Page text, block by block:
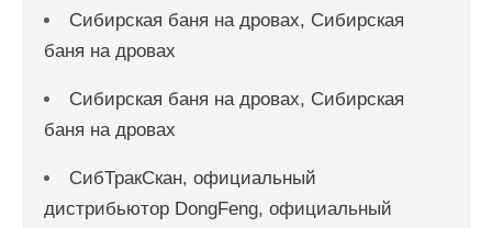
Сибирская баня на дровах, Сибирская
баня на дровах
Сибирская баня на дровах, Сибирская
баня на дровах
СибТракСкан, официальный
дистрибьютор DongFeng, официальный